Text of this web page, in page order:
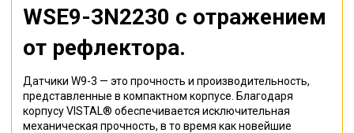
WSE9-3N2230 с отражением
от рефлектора.
Датчики W9-3 — это прочность и производительность,
представленные в компактном корпусе. Благодаря
корпусу VISTAL® обеспечивается исключительная
механическая прочность, в то время как новейшие